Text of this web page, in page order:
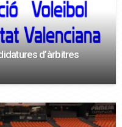
d’àrbitres